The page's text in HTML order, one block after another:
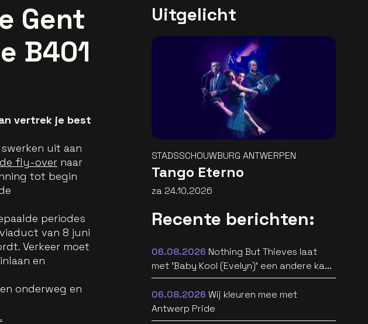
Gent
B401
vertrek je best
uit aan
fly-over naar
tot begin
periodes
van 8 juni
Verkeer moet
en
onderweg en
Uitgelicht
STADSSCHOUWBURG ANTWERPEN
Tango Eterno
za 24.10.2026
Recente berichten:
06.08.2026 Nothing But Thieves laat
met 'Baby Kool (Evelyn)' een andere kant
van zich horen [video]
06.08.2026 Wij kleuren mee met
Antwerp Pride